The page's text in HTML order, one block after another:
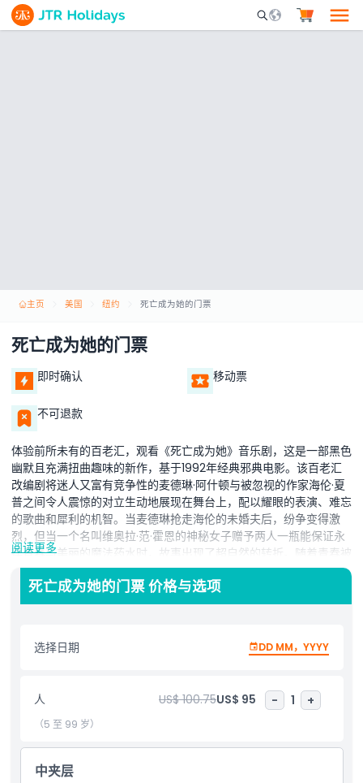
Mobile Search
主页 美国 纽约 死亡成为她的门票
死亡成为她的门票
即时确认 移动票
不可退款
体验前所未有的百老汇，观看《死亡成为她》音乐剧，这是一部黑色
幽默且充满扭曲趣味的新作，基于1992年经典邪典电影。该百老汇
改编剧将迷人又富有竞争性的麦德琳·阿什顿与被忽视的作家海伦·夏
普之间令人震惊的对立生动地展现在舞台上，配以耀眼的表演、难忘
的歌曲和犀利的机智。当麦德琳抢走海伦的未婚夫后，纷争变得激
烈，但当一个名叫维奥拉·范·霍恩的神秘女子赠予两人一瓶能保证永
葆青春与美丽的魔法药水时，故事出现了超自然的转折。随着青春被
恢复，麦德琳与海伦陷入一场充满复仇、虚荣与无法破裂的纷争的过
山车，证明了在这个疯狂故事中，死亡仅仅是开始。由百老汇巨星梅
根·希尔蒂和詹妮弗·西马德主演，《死亡成为她》呈现令人瞠目结舌
望、美丽和认可可以走到多荒谬的地步。无论是黑色喜剧、音乐剧爱
好者还是百老汇新手，《死亡成为她》都是纽约市必看的百老汇剧。
涵。不要错过观看这部最受瞩目的新百老汇音乐剧的机会。《死亡成
为她》是关于竞争、复仇与重塑自我的惊心动魄、充满扭曲色彩的故
事。立即预订您的《死亡成为她》音乐剧门票，踏入一个美丽永恒、
阅读更多
死亡成为她的门票 价格与选项
选择日期 DD MM，YYYY
人 US$ 100.75US$ 95 - 1 +
（5 至 99 岁）
中夹层